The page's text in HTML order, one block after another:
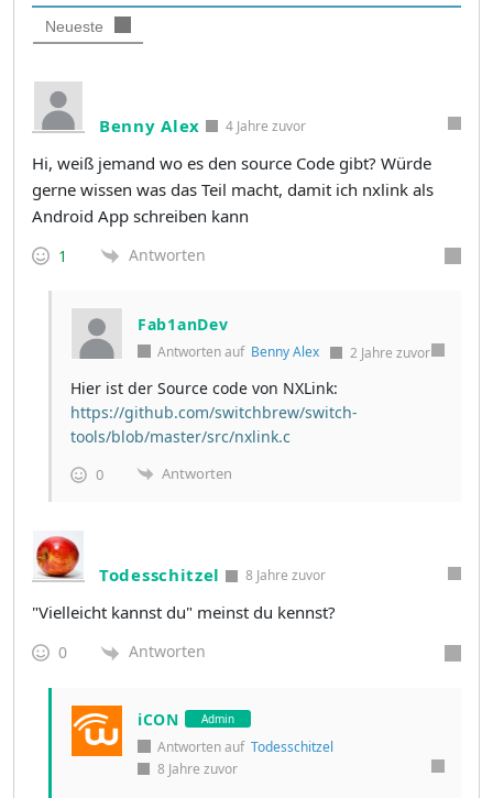
Neueste
Benny Alex 4 Jahre zuvor
Hi, weiß jemand wo es den source Code gibt? Würde
gerne wissen was das Teil macht, damit ich nxlink als
Android App schreiben kann
1 Antworten
Fab1anDev
Antworten auf Benny Alex 2 Jahre zuvor
Hier ist der Source code von NXLink:
https://github.com/switchbrew/switch-
tools/blob/master/src/nxlink.c
0 Antworten
Todesschitzel 8 Jahre zuvor
"Vielleicht kannst du" meinst du kennst?
0 Antworten
iCON Admin
Antworten auf Todesschitzel
8 Jahre zuvor